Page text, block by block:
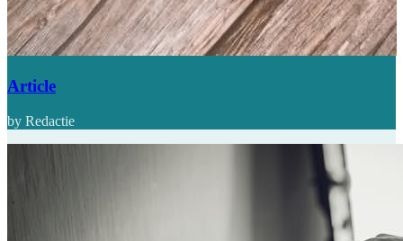
Article
by Redactie